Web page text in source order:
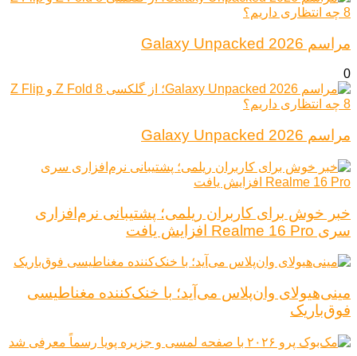
مراسم Galaxy Unpacked 2026
0
مراسم Galaxy Unpacked 2026
خبر خوش برای کاربران ریلمی؛ پشتیبانی نرم‌افزاری
سری Realme 16 Pro افزایش یافت
مینی‌هیولای وان‌پلاس می‌آید؛ با خنک‌کننده مغناطیسی
فوق‌باریک